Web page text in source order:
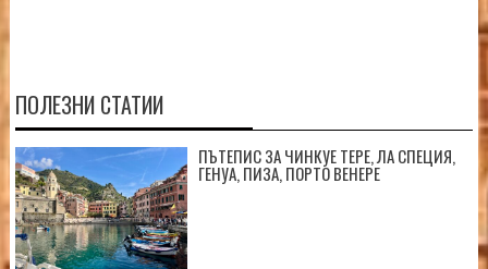
ПОЛЕЗНИ СТАТИИ
ПЪТЕПИС ЗА ЧИНКУЕ ТЕРЕ, ЛА СПЕЦИЯ,
ГЕНУА, ПИЗА, ПОРТО ВЕНЕРЕ